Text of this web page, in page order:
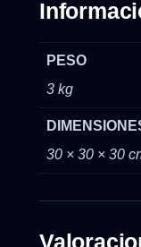
PESO
3 kg
30 × 30 × 30